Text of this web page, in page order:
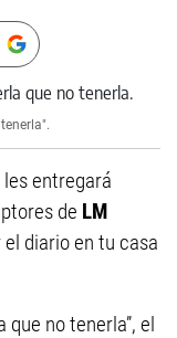
entregará
de LM
diario en tu casa
que no tenerla”, el